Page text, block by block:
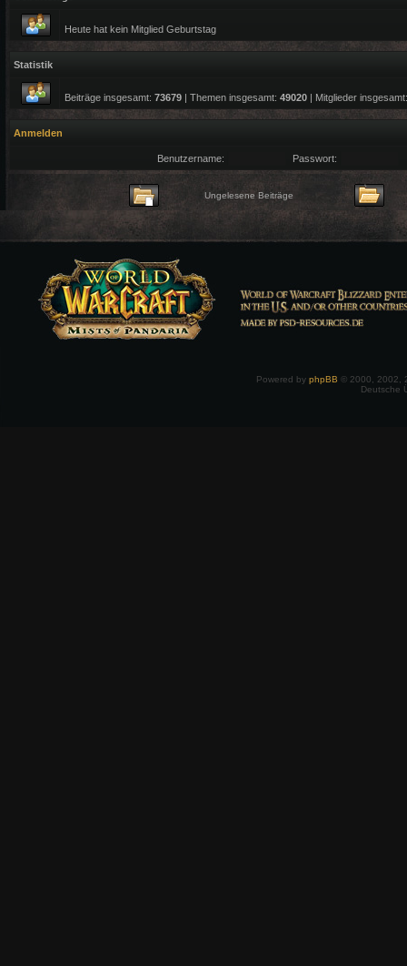
Heute hat kein Mitglied Geburtstag
Statistik
Beiträge insgesamt: 73679 | Themen insgesamt: 49020 | Mitglieder
Anmelden
Benutzername: Passwort:
Ungelesene Beiträge
Powered by phpBB © 2000, 2002,
Deutsche